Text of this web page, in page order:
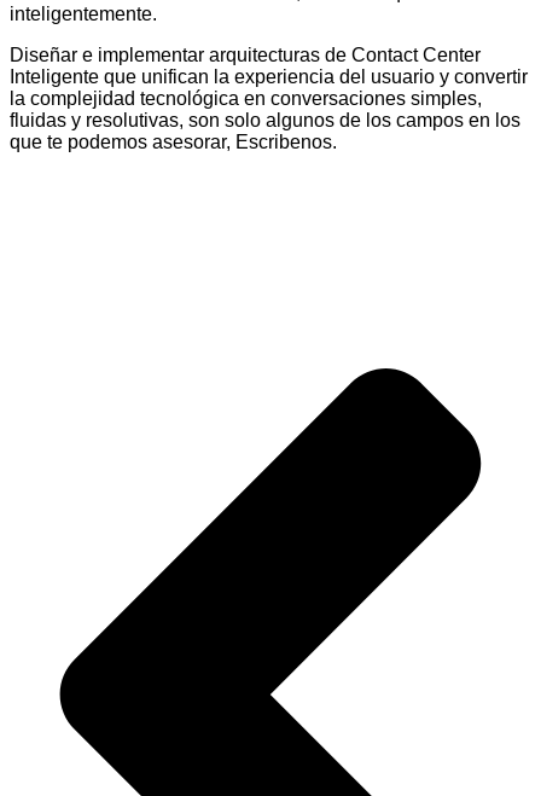
inteligentemente.
Diseñar e implementar arquitecturas de Contact Center
Inteligente que unifican la experiencia del usuario y convertir
la complejidad tecnológica en conversaciones simples,
fluidas y resolutivas, son solo algunos de los campos en los
que te podemos asesorar, Escribenos.